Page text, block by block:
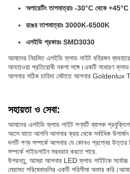
অপারেটিং তাপমাত্রাঃ -30°C থেকে +45°C
রঙের তাপমাত্রাঃ 3000K-6500K
এলইডি প্রকারঃ SMD3030
আমাদের নিয়মিত এলইডি ফ্লাড লাইট বহিরঙ্গন
আবহাওয়া প্রতিরোধী নকশা সঙ্গে।একটি সাধারণ
আপনার সঠিক চাহিদা মেটাতে আপনার
সহায়তা ও সেবা:
আমাদের এলইডি ফ্লাড লাইট পণ্যটি ব্যাপক
আসে যাতে আপনি আপনার ক্রয় থেকে সর্বাধিক উপার্জন
দলটি পণ্য সম্পর্কে আপনার যে কোনও প্রশ্নের উত্তর
সম্পর্কে গাইডলাইন সরবরাহ করতে পারে.
উপরন্তু, আমরা আপনার LED ফ্লাড লাইটকে সর্বোচ্চ
মেরামত পরিষেবাগুলির একটি পরিসীমা অফার